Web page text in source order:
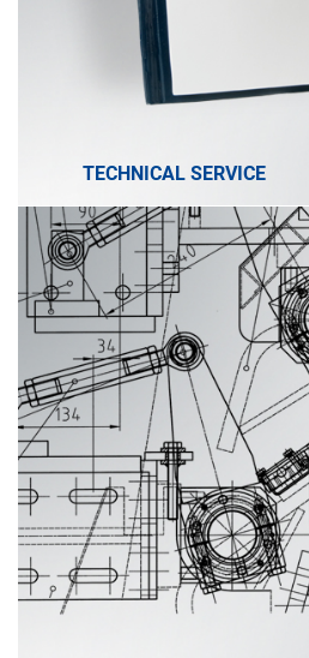
TECHNICAL SERVICE